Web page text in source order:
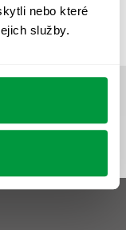
nebo které
služby.